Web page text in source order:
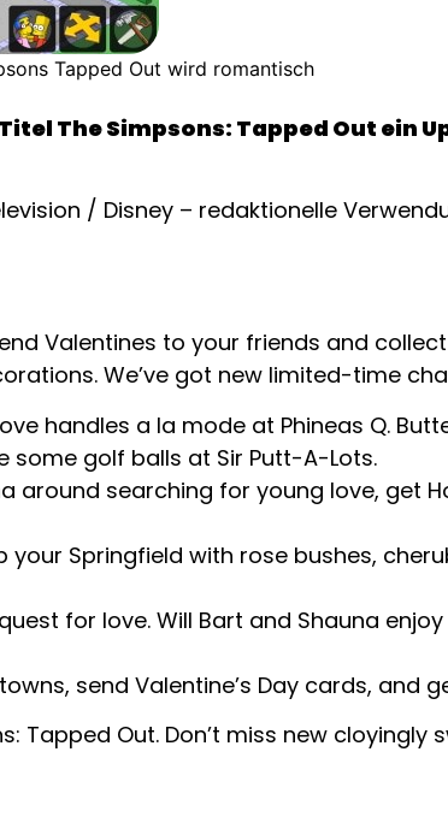
Tapped Out wird romantisch
The Simpsons: Tapped Out ein
Valentines to your friends and
We’ve got new limited-time
handles a la mode at Phineas Q.
some golf balls at Sir Putt-A-Lots.
around searching for young love, get
your Springfield with rose bushes,
for love. Will Bart and Shauna
towns, send Valentine’s Day cards,
Tapped Out. Don’t miss new